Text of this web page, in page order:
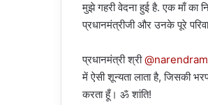
मुझे गहरी वेदना हुई है. एक माँ का
प्रधानमंत्रीजी और उनके पूरे
प्रधानमंत्री श्री
में ऐसी शून्यता लाता है, जिसकी
करता हूँ। ॐ शांति!